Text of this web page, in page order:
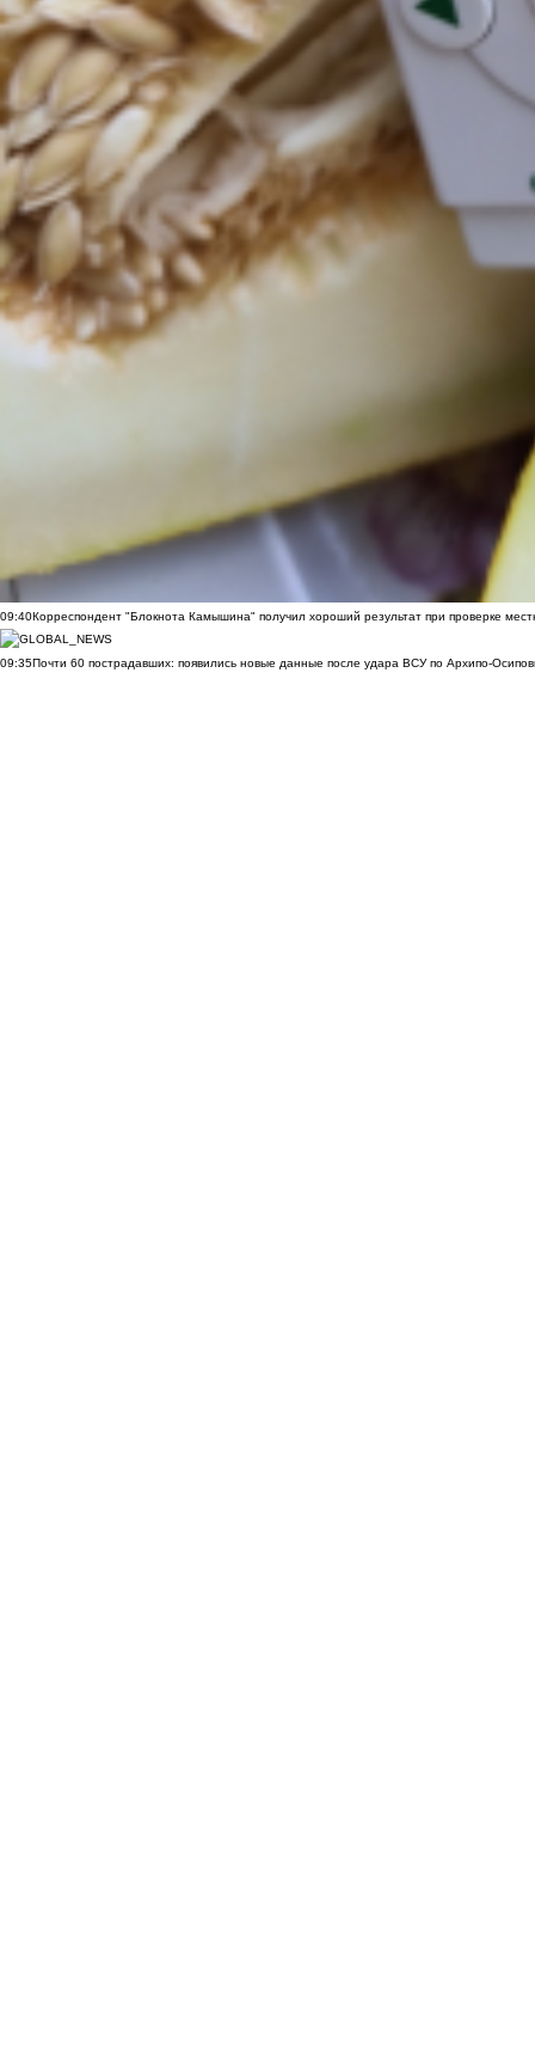
09:40Корреспондент "Блокнота Камышина" получил хороший результат при проверке
09:35Почти 60 пострадавших: появились новые данные после удара ВСУ по Архипо-